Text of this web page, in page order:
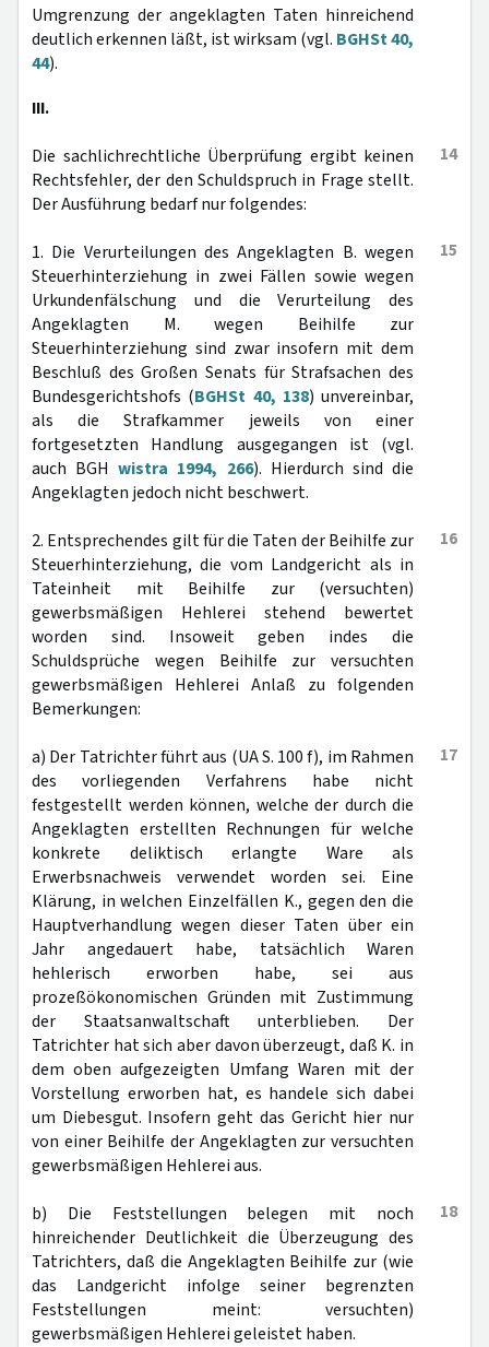
Umgrenzung der angeklagten Taten hinreichend
deutlich erkennen läßt, ist wirksam (vgl. BGHSt 40,
44).
III.
14
Die sachlichrechtliche Überprüfung ergibt keinen
Rechtsfehler, der den Schuldspruch in Frage stellt.
Der Ausführung bedarf nur folgendes:
15
1. Die Verurteilungen des Angeklagten B. wegen
Steuerhinterziehung in zwei Fällen sowie wegen
Urkundenfälschung und die Verurteilung des
Angeklagten M. wegen Beihilfe zur
Steuerhinterziehung sind zwar insofern mit dem
Beschluß des Großen Senats für Strafsachen des
Bundesgerichtshofs (BGHSt 40, 138) unvereinbar,
als die Strafkammer jeweils von einer
fortgesetzten Handlung ausgegangen ist (vgl.
auch BGHwistra 1994, 266). Hierdurch sind die
Angeklagten jedoch nicht beschwert.
16
2. Entsprechendes gilt für die Taten der Beihilfe zur
Steuerhinterziehung, die vom Landgericht als in
Tateinheit mit Beihilfe zur (versuchten)
gewerbsmäßigen Hehlerei stehend bewertet
worden sind. Insoweit geben indes die
Schuldsprüche wegen Beihilfe zur versuchten
gewerbsmäßigen Hehlerei Anlaß zu folgenden
Bemerkungen:
17
a) Der Tatrichter führt aus (UA S. 100 f), im Rahmen
des vorliegenden Verfahrens habe nicht
festgestellt werden können, welche der durch die
Angeklagten erstellten Rechnungen für welche
konkrete deliktisch erlangte Ware als
Erwerbsnachweis verwendet worden sei. Eine
Klärung, in welchen Einzelfällen K., gegen den die
Hauptverhandlung wegen dieser Taten über ein
Jahr angedauert habe, tatsächlich Waren
hehlerisch erworben habe, sei aus
prozeßökonomischen Gründen mit Zustimmung
der Staatsanwaltschaft unterblieben. Der
Tatrichter hat sich aber davon überzeugt, daß K. in
dem oben aufgezeigten Umfang Waren mit der
Vorstellung erworben hat, es handele sich dabei
um Diebesgut. Insofern geht das Gericht hier nur
von einer Beihilfe der Angeklagten zur versuchten
gewerbsmäßigen Hehlerei aus.
18
b) Die Feststellungen belegen mit noch
hinreichender Deutlichkeit die Überzeugung des
Tatrichters, daß die Angeklagten Beihilfe zur (wie
das Landgericht infolge seiner begrenzten
Feststellungen meint: versuchten)
gewerbsmäßigen Hehlerei geleistet haben.